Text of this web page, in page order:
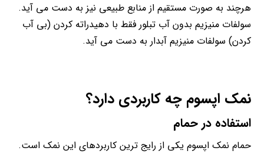
هرچند به صورت مستقیم از منابع طبیعی نیز به دست می آید.
سولفات منیزیم بدون آب تبلور فقط با دهیدراته کردن (بی آب
کردن) سولفات منیزیم آبدار به دست می آید.
نمک اپسوم چه کاربردی دارد؟
استفاده در حمام
حمام نمک اپسوم یکی از رایج ترین کاربردهای این نمک است.